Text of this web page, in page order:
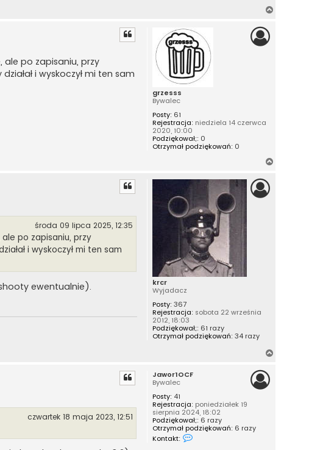
grzesss
Bywalec
Posty: 61
Rejestracja: niedziela 14 czerwca
2020, 10:00
Podziękował;: 0
Otrzymał podziękowań: 0
ale po zapisaniu, przy
i wyskoczył mi ten sam
krcr
Wyjadacz
Posty: 367
Rejestracja: sobota 22 września
2012, 18:03
Podziękował;: 61 razy
Otrzymał podziękowań: 34 razy
środa 09 lipca 2025, 12:35
po zapisaniu, przy
i wyskoczył mi ten sam
ewentualnie).
Jawor1OCF
Bywalec
Posty: 41
Rejestracja: poniedziałek 19
sierpnia 2024, 18:02
Podziękował;: 6 razy
Otrzymał podziękowań: 6 razy
Kontakt:
czwartek 18 maja 2023, 12:51